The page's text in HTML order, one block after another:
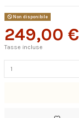
Non disponibile
249,00 €
Tasse incluse